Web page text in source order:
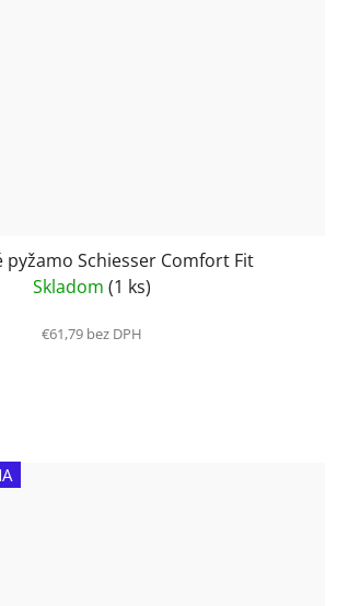
pyžamo Schiesser Comfort Fit
Skladom (1 ks)
€61,79 bez DPH